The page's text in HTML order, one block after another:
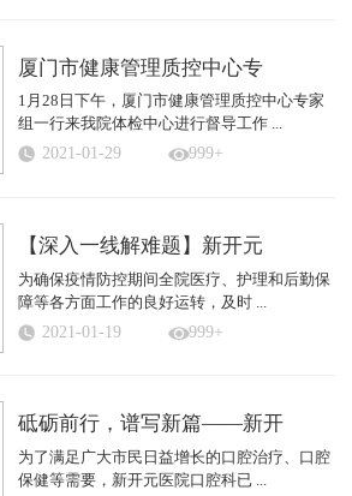
厦门市健康管理质控中心专
1月28日下午，厦门市健康管理质控中心专家
组一行来我院体检中心进行督导工作 ...
2021-01-29 999+
【深入一线解难题】新开元
为确保疫情防控期间全院医疗、护理和后勤保
障等各方面工作的良好运转，及时 ...
2021-01-19 999+
砥砺前行，谱写新篇——新开
为了满足广大市民日益增长的口腔治疗、口腔
保健等需要，新开元医院口腔科已 ...